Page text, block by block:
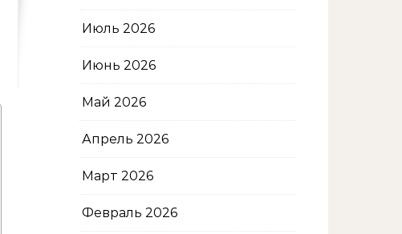
Июль 2026
Июнь 2026
Май 2026
Апрель 2026
Март 2026
Февраль 2026